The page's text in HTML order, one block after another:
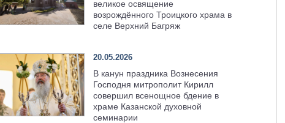
великое освящение
возрождённого Троицкого храма в
селе Верхний Багряж
20.05.2026
В канун праздника Вознесения
Господня митрополит Кирилл
совершил всенощное бдение в
храме Казанской духовной
семинарии